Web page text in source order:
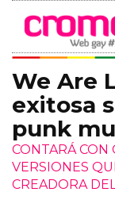
We Are
exitosa
punk
CONTARÁ CON
VERSIONES
CREADORA